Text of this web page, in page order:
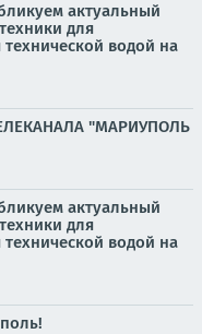
актуальный
для
водой на
"МАРИУПОЛЬ
актуальный
для
водой на